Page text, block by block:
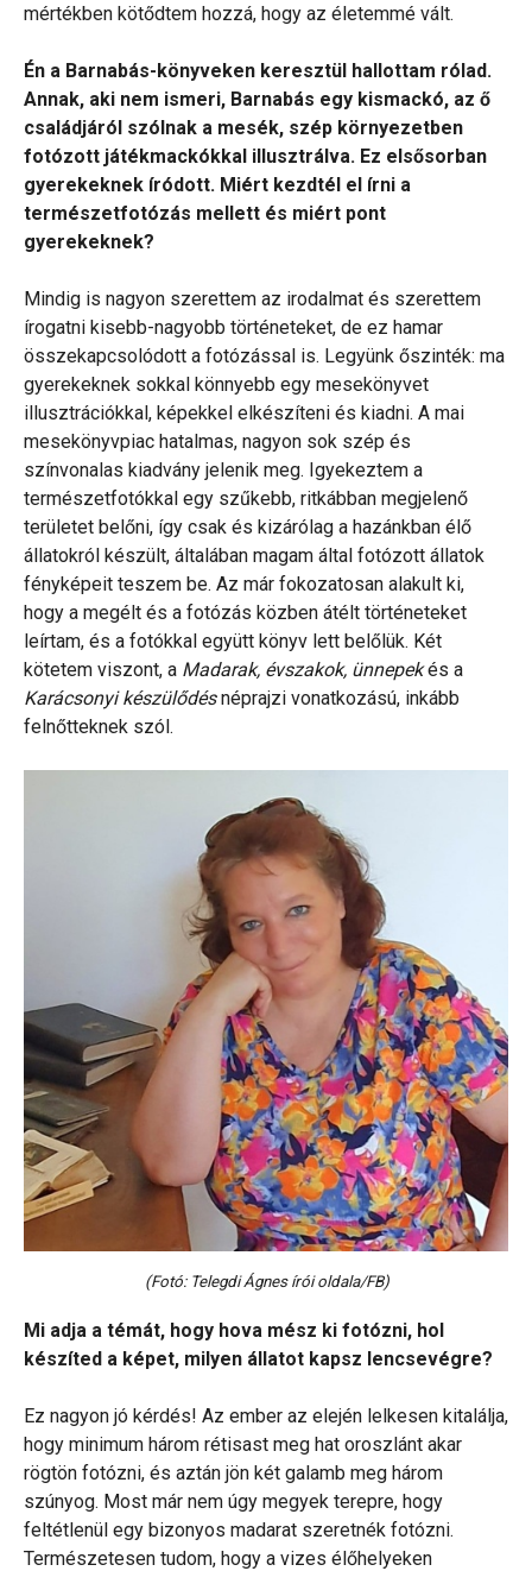
mértékben kötődtem hozzá, hogy az életemmé vált.
Én a Barnabás-könyveken keresztül hallottam rólad.
Annak, aki nem ismeri, Barnabás egy kismackó, az ő
családjáról szólnak a mesék, szép környezetben
fotózott játékmackókkal illusztrálva. Ez elsősorban
gyerekeknek íródott. Miért kezdtél el írni a
természetfotózás mellett és miért pont
gyerekeknek?
Mindig is nagyon szerettem az irodalmat és szerettem
írogatni kisebb-nagyobb történeteket, de ez hamar
összekapcsolódott a fotózással is. Legyünk őszinték: ma
gyerekeknek sokkal könnyebb egy mesekönyvet
illusztrációkkal, képekkel elkészíteni és kiadni. A mai
mesekönyvpiac hatalmas, nagyon sok szép és
színvonalas kiadvány jelenik meg. Igyekeztem a
természetfotókkal egy szűkebb, ritkábban megjelenő
területet belőni, így csak és kizárólag a hazánkban élő
állatokról készült, általában magam által fotózott állatok
fényképeit teszem be. Az már fokozatosan alakult ki,
hogy a megélt és a fotózás közben átélt történeteket
leírtam, és a fotókkal együtt könyv lett belőlük. Két
kötetem viszont, a Madarak, évszakok, ünnepekés a
Karácsonyi készülődésnéprajzi vonatkozású, inkább
felnőtteknek szól.
(Fotó: Telegdi Ágnes írói oldala/FB)
Mi adja a témát, hogy hova mész ki fotózni, hol
készíted a képet, milyen állatot kapsz lencsevégre?
Ez nagyon jó kérdés! Az ember az elején lelkesen kitalálja,
hogy minimum három rétisast meg hat oroszlánt akar
rögtön fotózni, és aztán jön két galamb meg három
szúnyog. Most már nem úgy megyek terepre, hogy
feltétlenül egy bizonyos madarat szeretnék fotózni.
Természetesen tudom, hogy a vizes élőhelyeken